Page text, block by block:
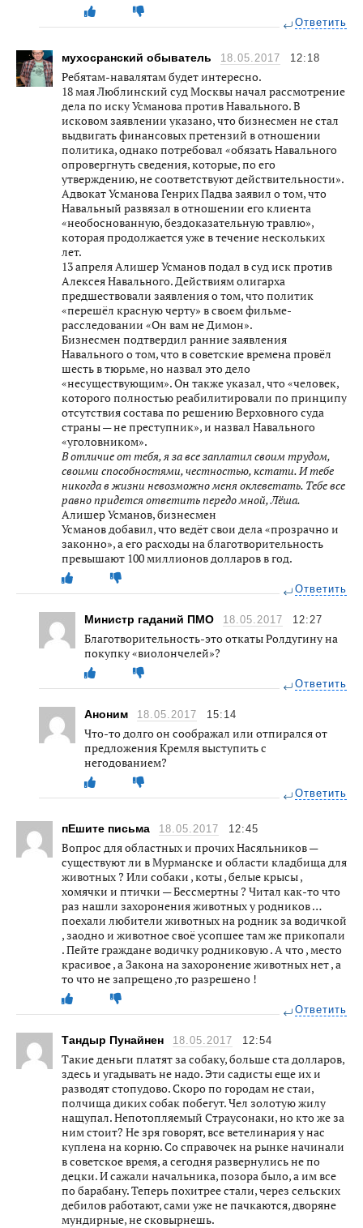
Ответить
мухосранский обыватель 18.05.2017 12:18
Ребятам-навалятам будет интересно.
18 мая Люблинский суд Москвы начал рассмотрение
дела по иску Усманова против Навального. В
исковом заявлении указано, что бизнесмен не стал
выдвигать финансовых претензий в отношении
политика, однако потребовал «обязать Навального
опровергнуть сведения, которые, по его
утверждению, не соответствуют действительности».
Адвокат Усманова Генрих Падва заявил о том, что
Навальный развязал в отношении его клиента
«необоснованную, бездоказательную травлю»,
которая продолжается уже в течение нескольких
лет.
13 апреля Алишер Усманов подал в суд иск против
Алексея Навального. Действиям олигарха
предшествовали заявления о том, что политик
«перешёл красную черту» в своем фильме-
расследовании «Он вам не Димон».
Бизнесмен подтвердил ранние заявления
Навального о том, что в советские времена провёл
шесть в тюрьме, но назвал это дело
«несуществующим». Он также указал, что «человек,
которого полностью реабилитировали по принципу
отсутствия состава по решению Верховного суда
страны — не преступник», и назвал Навального
«уголовником».
В отличие от тебя, я за все заплатил своим трудом,
своими способностями, честностью, кстати. И тебе
никогда в жизни невозможно меня оклеветать. Тебе все
равно придется ответить передо мной, Лёша.
Алишер Усманов, бизнесмен
Усманов добавил, что ведёт свои дела «прозрачно и
законно», а его расходы на благотворительность
превышают 100 миллионов долларов в год.
Ответить
Министр гаданий ПМО 18.05.2017 12:27
Благотворительность-это откаты Ролдугину на
покупку «виолончелей»?
Ответить
Аноним 18.05.2017 15:14
Что-то долго он соображал или отпирался от
предложения Кремля выступить с
негодованием?
Ответить
пЕшите письма 18.05.2017 12:45
Вопрос для областных и прочих Насяльников —
существуют ли в Мурманске и области кладбища для
животных ? Или собаки , коты , белые крысы ,
хомячки и птички — Бессмертны ? Читал как-то что
раз нашли захоронения животных у родников …
поехали любители животных на родник за водичкой
, заодно и животное своё усопшее там же прикопали
. Пейте граждане водичку родниковую . А что , место
красивое , а Закона на захоронение животных нет , а
то что не запрещено ,то разрешено !
Ответить
Тандыр Пунайнен 18.05.2017 12:54
Такие деньги платят за собаку, больше ста долларов,
здесь и угадывать не надо. Эти садисты еще их и
разводят стопудово. Скоро по городам не стаи,
полчища диких собак побегут. Чел золотую жилу
нащупал. Непотопляемый Страусонаки, но кто же за
ним стоит? Не зря говорят, все ветелинария у нас
куплена на корню. Со справочек на рынке начинали
в советское время, а сегодня развернулись не по
децки. И сажали начальника, позора было, а им все
по барабану. Теперь похитрее стали, через сельских
дебилов работают, сами уже не пачкаются, дворяне
мундирные, не сковырнешь.